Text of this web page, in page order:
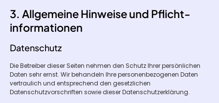
3. Allgemeine Hinweise und Pflicht­
informationen
Datenschutz
Die Betreiber dieser Seiten nehmen den Schutz Ihrer persönlichen
Daten sehr ernst. Wir behandeln Ihre personenbezogenen Daten
vertraulich und entsprechend den gesetzlichen
Datenschutzvorschriften sowie dieser Datenschutzerklärung.